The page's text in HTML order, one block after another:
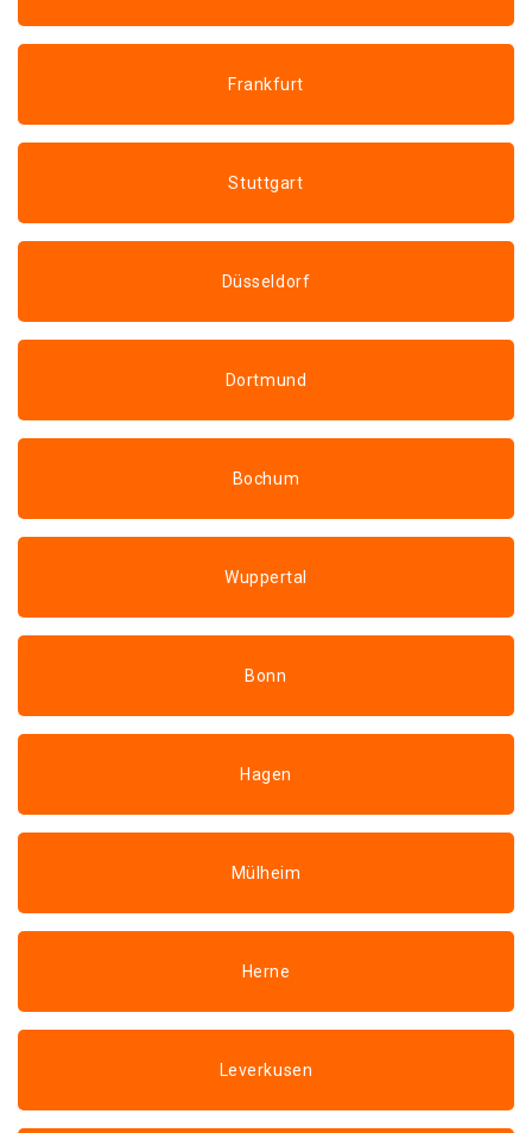
Frankfurt
Stuttgart
Düsseldorf
Dortmund
Bochum
Wuppertal
Bonn
Hagen
Mülheim
Herne
Leverkusen